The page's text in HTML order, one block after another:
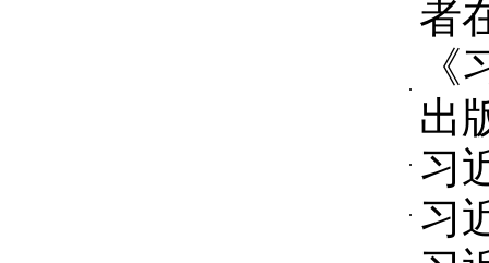
者
出
习
习